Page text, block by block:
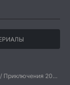
Боевики 2026 / Мелодрамы 2026 / Приключения 2026 / Ужасы 2026 / Фантастические 2026 / Зарубежные фильмы 2026 / Американские фильмы / Фильмы 2026